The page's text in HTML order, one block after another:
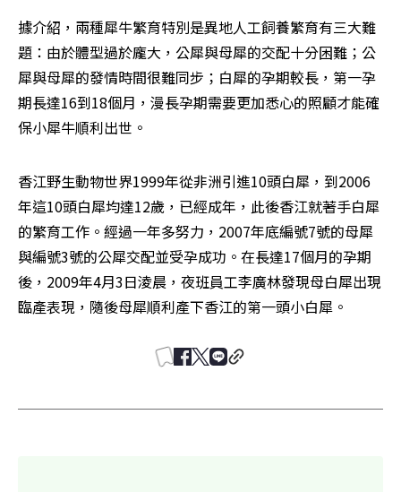
據介紹，兩種犀牛繁育特別是異地人工飼養繁育有三大難
題：由於體型過於龐大，公犀與母犀的交配十分困難；公
犀與母犀的發情時間很難同步；白犀的孕期較長，第一孕
期長達16到18個月，漫長孕期需要更加悉心的照顧才能確
保小犀牛順利出世。
香江野生動物世界1999年從非洲引進10頭白犀，到2006
年這10頭白犀均達12歲，已經成年，此後香江就著手白犀
的繁育工作。經過一年多努力，2007年底編號7號的母犀
與編號3號的公犀交配並受孕成功。在長達17個月的孕期
後，2009年4月3日淩晨，夜班員工李廣林發現母白犀出現
臨產表現，隨後母犀順利產下香江的第一頭小白犀。